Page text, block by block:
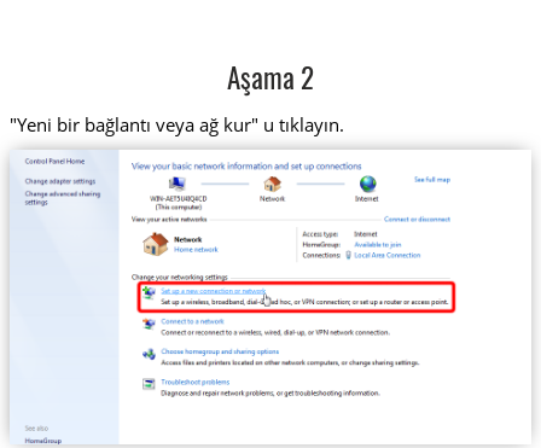
Aşama 2
"Yeni bir bağlantı veya ağ kur" u tıklayın.